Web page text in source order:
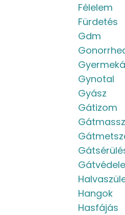
Félelem
Fürdetés
Gdm
Gynotal
Gyász
Gátizom
Hangok
Hasfájás